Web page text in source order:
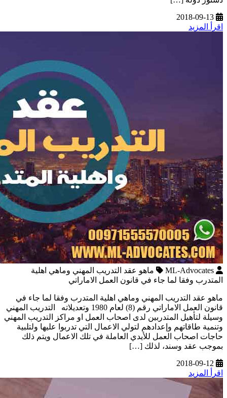
2018-09-13
اقرأ المزيد
ML-Advocates
ماهو عقد التدريب المهني وماهي اهلية
المتدرب وفقا لما جاء في قانون العمل الاماراتي
ماهو عقد التدريب المهني وماهي اهلية المتدرب وفقا لما جاء في
قانون العمل الاماراتي رقم (8) لعام 1980 وتعديلاته التدريب المهني
وسيلة لتأهيل المتدربين لدى اصحاب العمل او مراكز التدريب المهني
وتنمية طاقاتهم وإعدادهم لتولي الاعمال التي تدربوا عليها ولتلبية
حاجات اصحاب العمل للأيدي العاملة في تلك الاعمال ويتم ذلك
بموجب عقد وسند، لذلك […]
2018-09-12
اقرأ المزيد